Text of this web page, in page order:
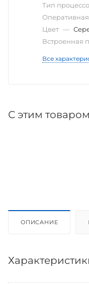
Тип
Оперативная
Цвет —
Встроенная
Все
С этим
ОПИСАНИЕ